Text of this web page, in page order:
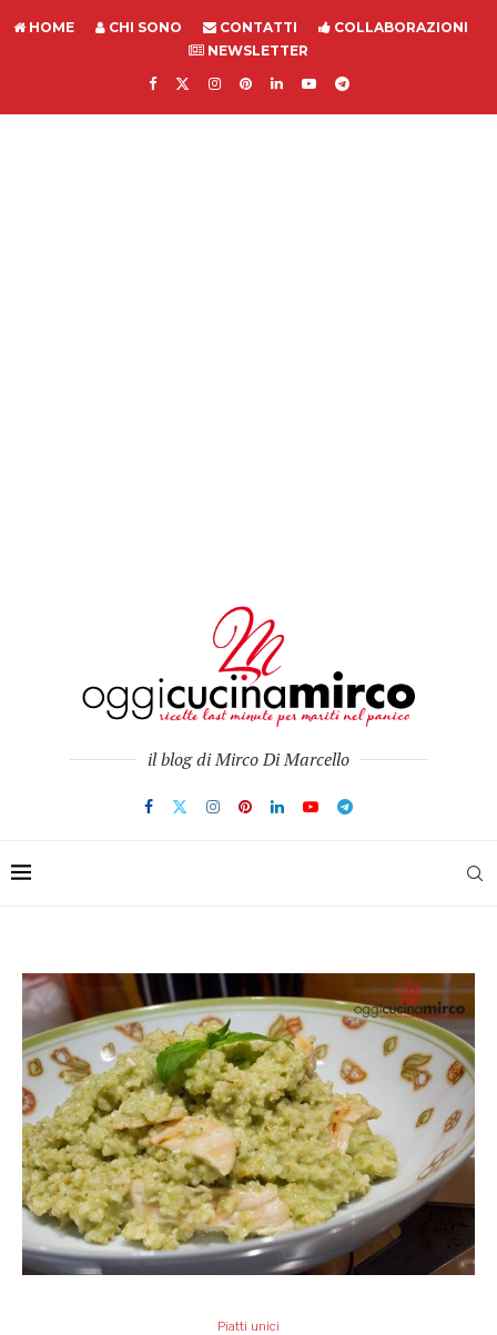
HOME CHI SONO CONTATTI
COLLABORAZIONI
NEWSLETTER
il blog di Mirco Di Marcello
Piatti unici